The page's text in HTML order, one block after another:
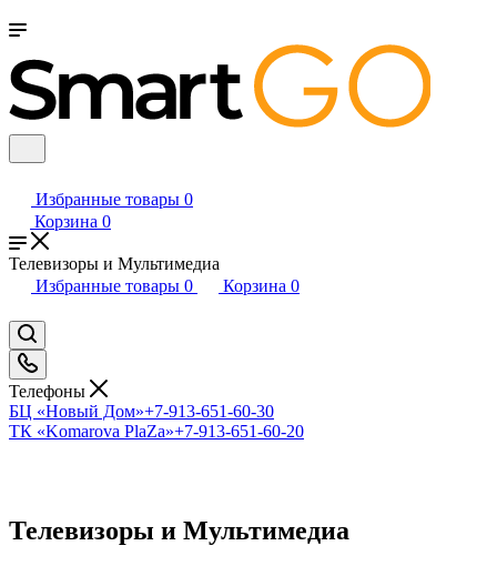
Избранные товары 0
Корзина 0
Телевизоры и Мультимедиа
Избранные товары 0 Корзина 0
Телефоны
БЦ «Новый Дом»+7-913-651-60-30
ТК «Komarova PlaZa»+7-913-651-60-20
Телевизоры и Мультимедиа